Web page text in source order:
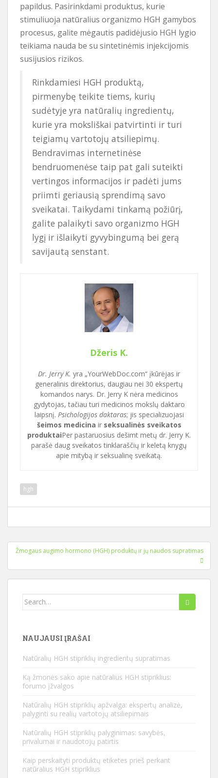
papildus. Pasirinkdami produktus, kurie
stimuliuoja natūralius organizmo HGH gamybos
procesus, galite mėgautis padidėjusio HGH lygio
teikiama nauda be su sintetinėmis injekcijomis
susijusios rizikos.
Rinkdamiesi HGH produktą,
pirmenybę teikite tiems, kurių
sudėtyje yra natūralių ingredientų,
kurie yra moksliškai patvirtinti ir turi
teigiamų vartotojų atsiliepimų.
Bendravimas internetinėse
bendruomenėse taip pat gali suteikti
vertingos informacijos ir padėti jums
priimti geriausią sprendimą savo
sveikatai. Taikydami tinkamą požiūrį,
galite palaikyti savo organizmo HGH
lygį ir išlaikyti gyvybingumą bei gerą
savijautą senstant.
Džeris K.
Dr. Jerry K. yra „YourWebDoc.com“ įkūrėjas ir
generalinis direktorius, daugiau nei 30 ekspertų
komandos narys. Dr. Jerry K nėra medicinos
gydytojas, tačiau turi medicinos mokslų daktaro
laipsnį. Psichologijos daktaras; jis specializuojasi
šeimos medicina ir seksualinės sveikatos
produktaiPer pastaruosius dešimt metų dr. Jerry K.
parašė daug sveikatos tinklaraščių ir keletą knygų
apie mitybą ir seksualinę sveikatą.
hgh
Įrašo
Žmogaus augimo hormono (HGH) produktų ir jų naudos supratimas
Ieškoti:
NAUJAUSI ĮRAŠAI
Natūralių HGH stipriklių ingredientų supratimas
Ką žmonės sako apie natūralius HGH stipriklius:
forumo įžvalgos
Natūralių HGH stipriklių apžvalga: ekspertų analizė,
palyginti su realių vartotojų atsiliepimais
Natūralių HGH stipriklių palyginimas: savybės,
privalumai ir naudotojų patirtis
Kaip perskaityti produktų etiketes prieš perkant
natūralius HGH stipriklius